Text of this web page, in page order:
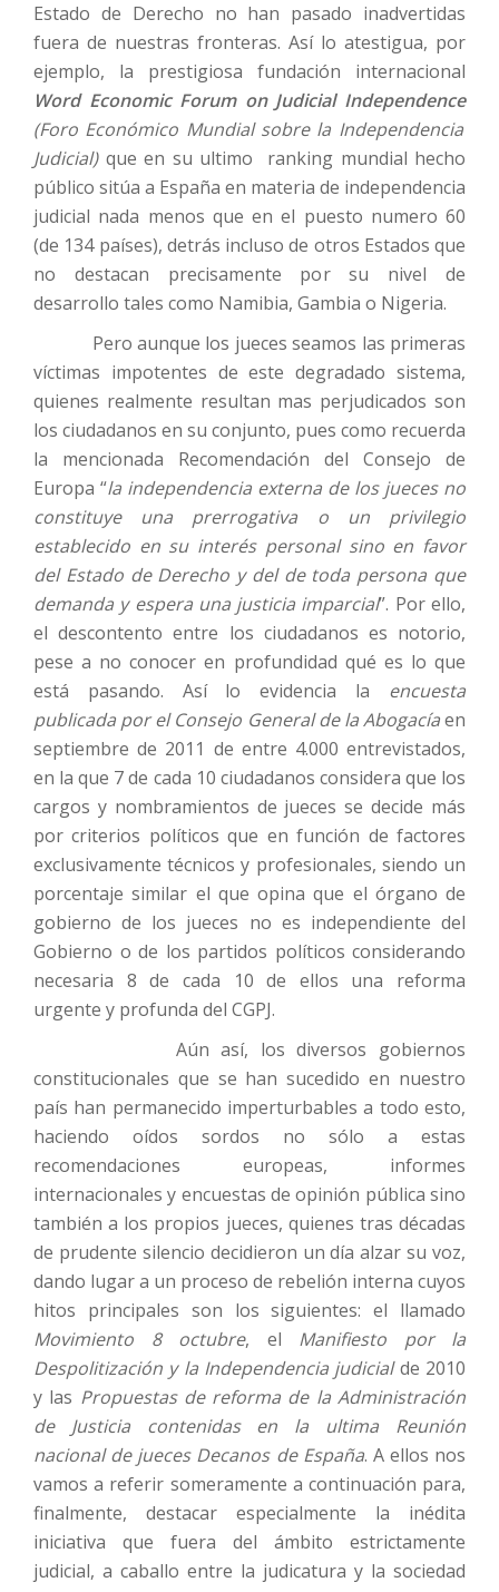
Estado de Derecho no han pasado inadvertidas
fuera de nuestras fronteras. Así lo atestigua, por
ejemplo, la prestigiosa fundación internacional
Word Economic Forum on Judicial Independence
(Foro Económico Mundial sobre la Independencia
Judicial)que en su ultimo
ranking mundial hecho
público sitúa a España en materia de independencia
judicial nada menos que en el puesto numero 60
(de 134 países), detrás incluso de otros Estados que
no destacan precisamente por su nivel de
desarrollo tales como Namibia, Gambia o Nigeria.
Pero aunque los jueces seamos las primeras
víctimas impotentes de este degradado sistema,
quienes realmente resultan mas perjudicados son
los ciudadanos en su conjunto, pues como recuerda
la mencionada Recomendación del Consejo de
Europa “la independencia externa de los jueces no
constituye una prerrogativa o un privilegio
establecido en su interés personal sino en favor
del Estado de Derecho y del de toda persona que
demanda y espera una justicia imparcial”. Por ello,
el descontento entre los ciudadanos es notorio,
pese a no conocer en profundidad qué es lo que
está pasando. Así lo evidencia la encuesta
publicada por el Consejo General de la Abogacíaen
septiembre de 2011 de entre 4.000 entrevistados,
en la que 7 de cada 10 ciudadanos considera que los
cargos y nombramientos de jueces se decide más
por criterios políticos que en función de factores
exclusivamente técnicos y profesionales, siendo un
porcentaje similar el que opina que el órgano de
gobierno de los jueces no es independiente del
Gobierno o de los partidos políticos considerando
necesaria 8 de cada 10 de ellos una reforma
urgente y profunda del CGPJ.
Aún así, los diversos gobiernos
constitucionales que se han sucedido en nuestro
país han permanecido imperturbables a todo esto,
haciendo oídos sordos no sólo a estas
recomendaciones europeas, informes
internacionales y encuestas de opinión pública sino
también a los propios jueces, quienes tras décadas
de prudente silencio decidieron un día alzar su voz,
dando lugar a un proceso de rebelión interna cuyos
hitos principales son los siguientes: el llamado
Movimiento 8 octubre, el Manifiesto por la
Despolitización y la Independencia judicialde 2010
y las Propuestas de reforma de la Administración
de Justicia contenidas en la ultima Reunión
nacional de jueces Decanos de España. A ellos nos
vamos a referir someramente a continuación para,
finalmente, destacar especialmente la inédita
iniciativa que fuera del ámbito estrictamente
judicial, a caballo entre la judicatura y la sociedad